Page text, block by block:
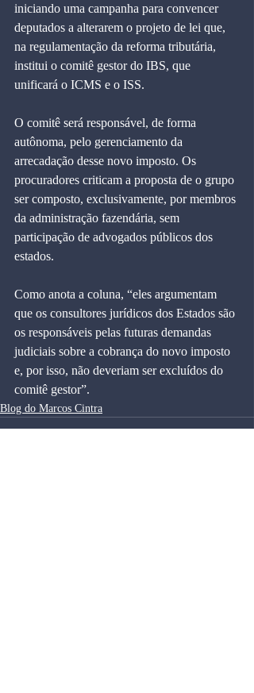
iniciando uma campanha para convencer
deputados a alterarem o projeto de lei que,
na regulamentação da reforma tributária,
institui o comitê gestor do IBS, que
unificará o ICMS e o ISS.
O comitê será responsável, de forma
autônoma, pelo gerenciamento da
arrecadação desse novo imposto. Os
procuradores criticam a proposta de o grupo
ser composto, exclusivamente, por membros
da administração fazendária, sem
participação de advogados públicos dos
estados.
Como anota a coluna, “eles argumentam
que os consultores jurídicos dos Estados são
os responsáveis pelas futuras demandas
judiciais sobre a cobrança do novo imposto
e, por isso, não deveriam ser excluídos do
comitê gestor”.
Blog do Marcos Cintra